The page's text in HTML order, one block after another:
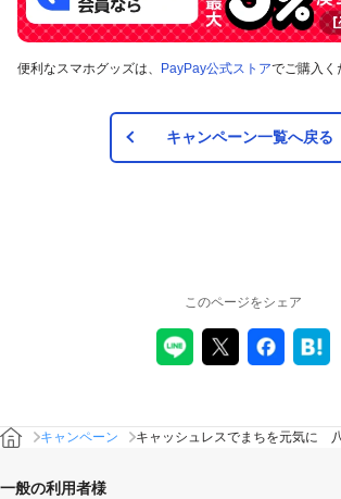
便利なスマホグッズは、 PayPay公式ストアでご購入く
キャンペーン一覧へ戻る
このページをシェア
キャンペーン キャッシュレスでまちを元気に
一般の利用者様